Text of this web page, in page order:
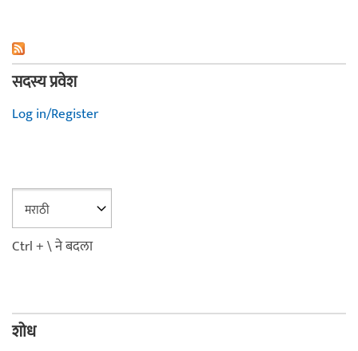
सदस्य प्रवेश
Log in/Register
Ctrl + \ ने बदला
शोध